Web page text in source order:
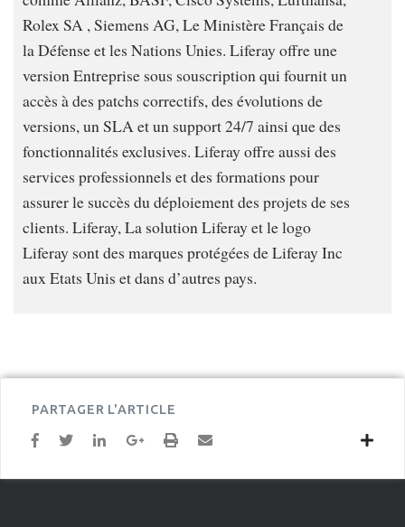
Rolex SA , Siemens AG, Le Ministère Français de
la Défense et les Nations Unies. Liferay offre une
version Entreprise sous souscription qui fournit un
accès à des patchs correctifs, des évolutions de
versions, un SLA et un support 24/7 ainsi que des
fonctionnalités exclusives. Liferay offre aussi des
services professionnels et des formations pour
assurer le succès du déploiement des projets de ses
clients. Liferay, La solution Liferay et le logo
Liferay sont des marques protégées de Liferay Inc
aux Etats Unis et dans d’autres pays.
PARTAGER L'ARTICLE